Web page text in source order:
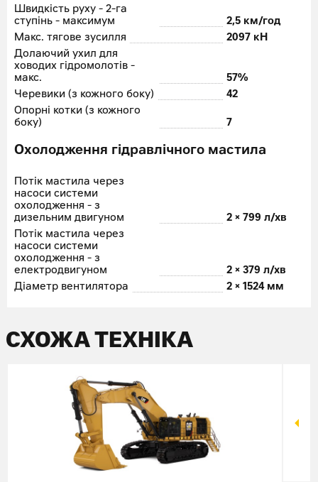
Швидкість руху - 2-га
ступінь - максимум
2,5 км/год
Макс. тягове зусилля
2097 кН
Долаючий ухил для
ховодих гідромолотів -
макс.
57%
Черевики (з кожного боку)
42
Опорні котки (з кожного
боку)
7
Охолодження гідравлічного мастила
Потік мастила через
насоси системи
охолодження - з
дизельним двигуном
2 × 799 л/хв
Потік мастила через
насоси системи
охолодження - з
електродвигуном
2 × 379 л/хв
Діаметр вентилятора
2 × 1524 мм
СХОЖА ТЕХНІКА